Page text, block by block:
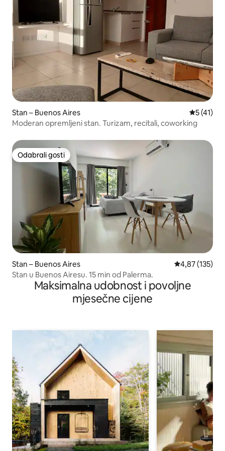
Stan – Buenos Aires
5 (41)
Moderan opremljeni stan. Turizam, recitali, coworking
Odabrali gosti
Odabrali gosti
Stan – Buenos Aires Prosječna
4,87 (135)
Stan u Buenos Airesu. 15 min od Palerma.
Maksimalna udobnost i povoljne
mjesečne cijene